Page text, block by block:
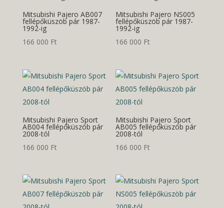
Mitsubishi Pajero AB007
fellépőküszöb pár 1987-
1992-ig
166 000 Ft
Mitsubishi Pajero NS005
fellépőküszöb pár 1987-
1992-ig
166 000 Ft
Mitsubishi Pajero Sport
AB004 fellépőküszöb pár
2008-tól
166 000 Ft
Mitsubishi Pajero Sport
AB005 fellépőküszöb pár
2008-tól
166 000 Ft